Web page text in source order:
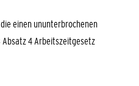
einen ununterbrochenen
Absatz4 Arbeitszeitgesetz